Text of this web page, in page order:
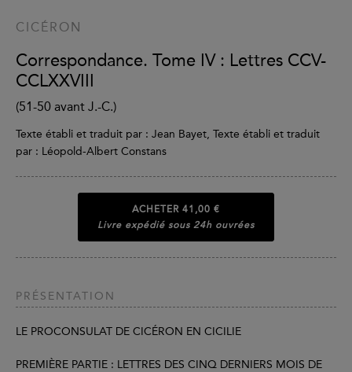
CICÉRON
Correspondance. Tome IV : Lettres CCV-
CCLXXVIII
(51-50 avant J.-C.)
Texte établi et traduit par : Jean Bayet, Texte établi et traduit
par : Léopold-Albert Constans
ACHETER 41,00 €
Livre expédié sous 24h ouvrées
PRÉSENTATION
LE PROCONSULAT DE CICÉRON EN CICILIE
PREMIÈRE PARTIE : LETTRES DES CINQ DERNIERS MOIS DE